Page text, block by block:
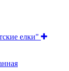
елки"